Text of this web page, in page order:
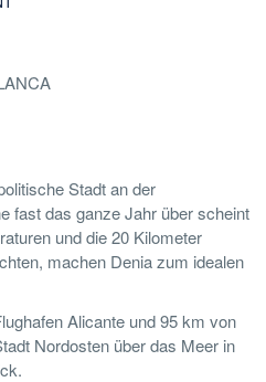
Stadt an der
fast das ganze Jahr über scheint
und die 20 Kilometer
machen Denia zum idealen
Alicante und 95 km von
Nordosten über das Meer in